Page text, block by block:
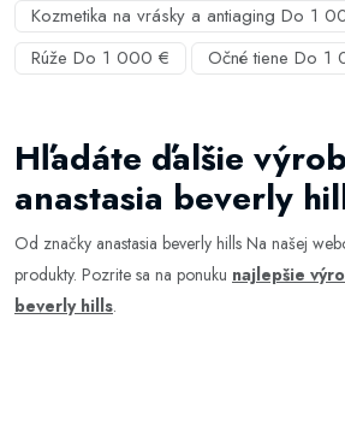
Kozmetika na vrásky a antiaging Do 1
Rúže Do 1 000 €
Očné tiene Do 1
Hľadáte ďalšie
anastasia beverly
Od značky anastasia beverly hills Na našej
produkty. Pozrite sa na ponuku najlepšie
beverly hills.